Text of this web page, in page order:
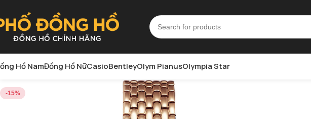
Hồ NamĐồng Hồ NữCasioBentleyOlym PianusOlympia Star
-15%